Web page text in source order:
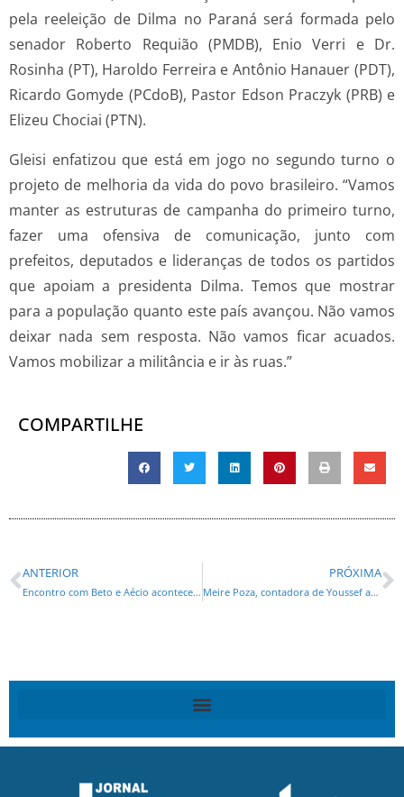
pela reeleição de Dilma no Paraná será formada pelo
senador Roberto Requião (PMDB), Enio Verri e Dr.
Rosinha (PT), Haroldo Ferreira e Antônio Hanauer (PDT),
Ricardo Gomyde (PCdoB), Pastor Edson Praczyk (PRB) e
Elizeu Chociai (PTN).
Gleisi enfatizou que está em jogo no segundo turno o
projeto de melhoria da vida do povo brasileiro. “Vamos
manter as estruturas de campanha do primeiro turno,
fazer uma ofensiva de comunicação, junto com
prefeitos, deputados e lideranças de todos os partidos
que apoiam a presidenta Dilma. Temos que mostrar
para a população quanto este país avançou. Não vamos
deixar nada sem resposta. Não vamos ficar acuados.
Vamos mobilizar a militância e ir às ruas.”
COMPARTILHE
ANTERIOR
Encontro com Beto e Aécio acontecerá na Expo Unimed
PRÓXIMA
Meire Poza, contadora de Youssef abre o bico e enumera empresas envolvidas